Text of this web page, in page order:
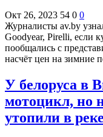
Окт 26, 2023 54 0 0
Журналисты av.by
Goodyear, Pirelli, если
пообщались с
насчёт цен на зимние
У белоруса в
мотоцикл, но
утопили в реке